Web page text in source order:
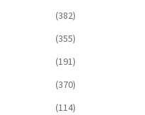
(382)
(355)
(191)
(370)
(114)